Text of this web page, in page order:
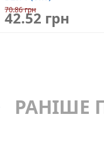
70.86 грн
42.52 грн
РАНІШЕ